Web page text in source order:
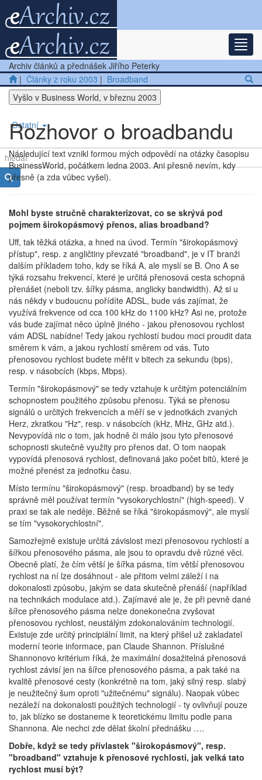
Nejnovější články
Další články
Přednášky
Ostatní
Archiv článků a přednášek Jiřího Peterky
| Články z roku 2003 | Broadband
Vyšlo v Business World, v březnu 2003
Rozhovor o broadbandu
Následující text vznikl formou mých odpovědí na otázky časopisu
BusinessWorld, počátkem ledna 2003. Ani přesně nevím, kdy
přesně (a zda vůbec vyšel).
Mohl byste stručně charakterizovat, co se skrývá pod
pojmem širokopásmový přenos, alias broadband?
Uff, tak těžká otázka, a hned na úvod. Termín "širokopásmový
přístup", resp. z angličtiny převzaté "broadband", je v IT branži
dalším příkladem toho, kdy se říká A, ale myslí se B. Ono A se
týká rozsahu frekvencí, které je určitá přenosová cesta schopná
přenášet (neboli tzv. šířky pásma, anglicky bandwidth). Až si u
nás někdy v budoucnu pořídíte ADSL, bude vás zajímat, že
využívá frekvence od cca 100 kHz do 1100 kHz? Asi ne, protože
vás bude zajímat něco úplně jiného - jakou přenosovou rychlost
vám ADSL nabídne! Tedy jakou rychlostí budou moci proudit data
směrem k vám, a jakou rychlostí směrem od vás. Tuto
přenosovou rychlost budete měřit v bitech za sekundu (bps),
resp. v násobcích (kbps, Mbps).
Termín "širokopásmový" se tedy vztahuje k určitým potenciálním
schopnostem použitého způsobu přenosu. Týká se přenosu
signálů o určitých frekvencích a měří se v jednotkách zvaných
Herz, zkratkou "Hz", resp. v násobcích (kHz, MHz, GHz atd.).
Nevypovídá nic o tom, jak hodně či málo jsou tyto přenosové
schopnosti skutečně využity pro přenos dat. O tom naopak
vypovídá přenosová rychlost, definovaná jako počet bitů, které je
možné přenést za jednotku času.
Místo termínu "širokopásmový" (resp. broadband) by se tedy
správně měl používat termín "vysokorychlostní" (high-speed). V
praxi se tak ale neděje. Běžně se říká "širokopásmový", ale myslí
se tím "vysokorychlostní".
Samozřejmě existuje určitá závislost mezi přenosovou rychlostí a
šířkou přenosového pásma, ale jsou to opravdu dvě různé věci.
Obecně platí, že čím větší je šířka pásma, tím větší přenosovou
rychlost na ní lze dosáhnout - ale přitom velmi záleží i na
dokonalosti způsobu, jakým se data skutečně přenáší (například
na technikách modulace atd.). Zajímavé ale je, že při pevně dané
šířce přenosového pásma nelze donekonečna zvyšovat
přenosovou rychlost, neustálým zdokonalováním technologií.
Existuje zde určitý principiální limit, na který přišel už zakladatel
moderní teorie informace, pan Claude Shannon. Příslušné
Shannonovo kritérium říká, že maximální dosažitelná přenosová
rychlost závisí jen na šířce přenosového pásma, a pak také na
kvalitě přenosové cesty (konkrétně na tom, jaký silný resp. slabý
je neužitečný šum oproti "užitečnému" signálu). Naopak vůbec
nezáleží na dokonalosti použitých technologií - ty ovlivňují pouze
to, jak blízko se dostaneme k teoretickému limitu podle pana
Shannona. Ale nechci zde dělat školní přednášku ….
Dobře, když se tedy přívlastek "širokopásmový", resp.
"broadband" vztahuje k přenosové rychlosti, jak velká tato
rychlost musí být?